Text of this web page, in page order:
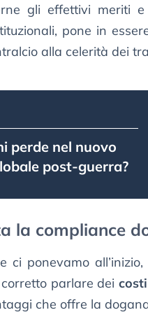
gli effettivi meriti
pone in
alla celerità dei
perde nel nuovo
post-guerra?
la compliance
ci ponevamo
corretto parlare dei
che offre la